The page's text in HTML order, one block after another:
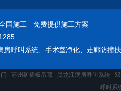
国施工，免费提供施工方案
房呼叫系统 手术室净化 走廊防撞
苏州矿棉板吊顶 黑龙江病房呼叫系统
呼叫系